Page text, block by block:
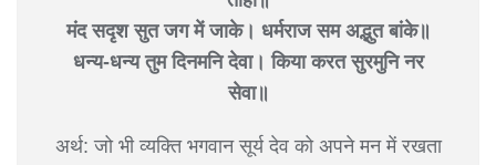
मंद सदृश सुत जग में जाके। धर्मराज सम अद्भुत बांके॥
धन्य-धन्य तुम दिनमनि देवा। किया करत सुरमुनि नर
सेवा॥
अर्थ: जो भी व्यक्ति भगवान सूर्य देव को अपने मन में रखता